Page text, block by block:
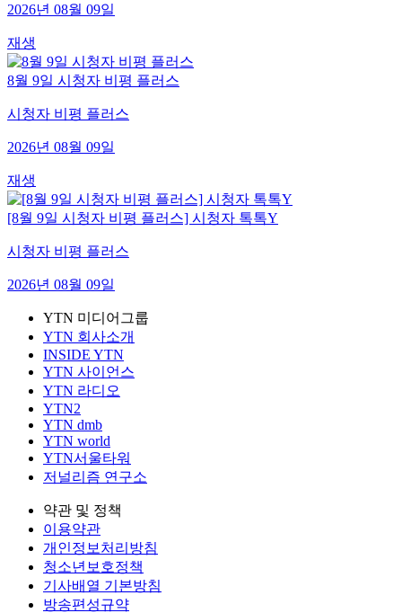
2026년 08월 09일
재생
8월 9일 시청자 비평 플러스
시청자 비평 플러스
2026년 08월 09일
재생
[8월 9일 시청자 비평 플러스] 시청자 톡톡Y
시청자 비평 플러스
2026년 08월 09일
YTN 미디어그룹
YTN 회사소개
INSIDE YTN
YTN 사이언스
YTN 라디오
YTN2
YTN dmb
YTN world
YTN서울타워
저널리즘 연구소
약관 및 정책
이용약관
개인정보처리방침
청소년보호정책
기사배열 기본방침
방송편성규약